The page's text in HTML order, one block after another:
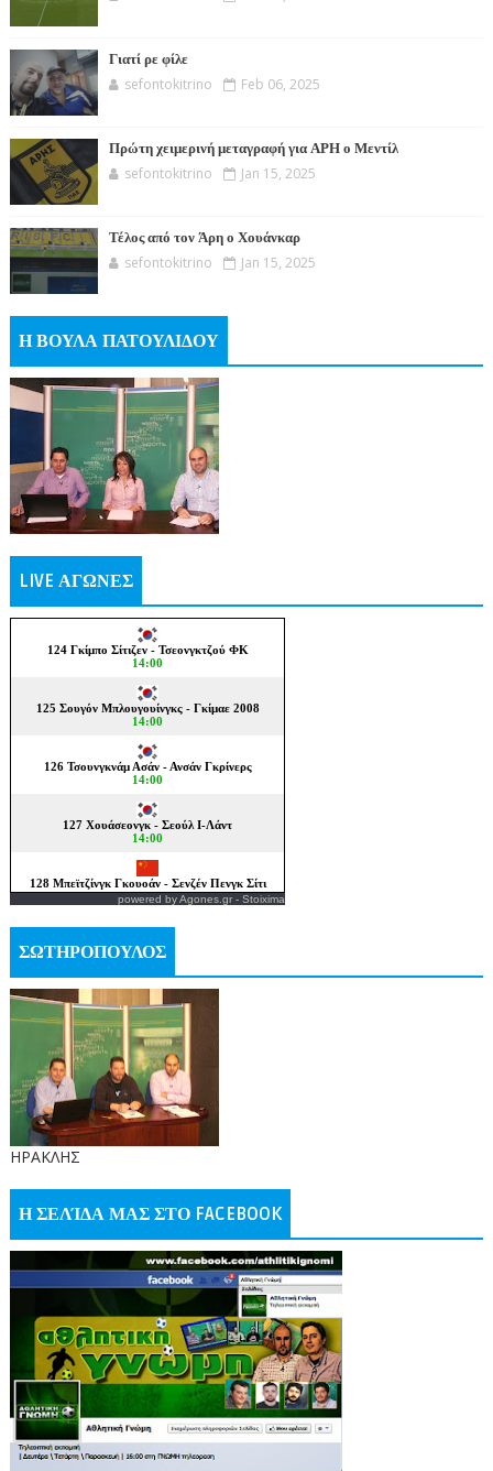
Γιατί ρε φίλε
sefontokitrino Feb 06, 2025
Πρώτη χειμερινή μεταγραφή για ΑΡΗ ο Μεντίλ
sefontokitrino Jan 15, 2025
Τέλος από τον Άρη ο Χουάνκαρ
sefontokitrino Jan 15, 2025
Η ΒΟΥΛΑ ΠΑΤΟΥΛΙΔΟΥ
LIVE ΑΓΩΝΕΣ
powered byAgones.gr- Stoixima
ΣΩΤΗΡΟΠΟΥΛΟΣ
ΗΡΑΚΛΗΣ
Η ΣΕΛΊΔΑ ΜΑΣ ΣΤΟ FACEBOOK